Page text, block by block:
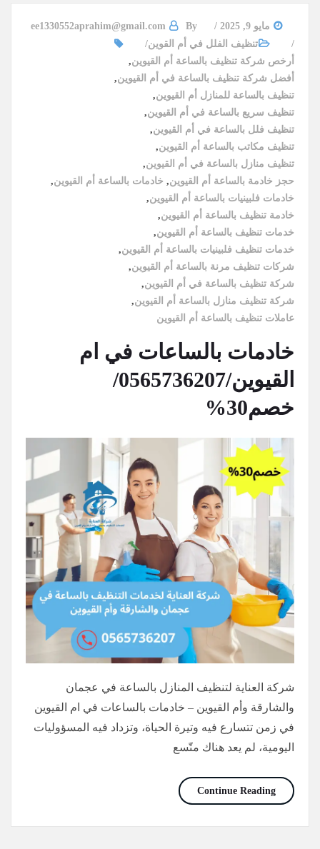
مايو 9, 2025 By
ee1330552aprahim@gmail.com
تنظيف الفلل في أم القوين
أرخص شركة تنظيف بالساعة أم القيوين,
أفضل شركة تنظيف بالساعة في أم القيوين,
تنظيف بالساعة للمنازل أم القيوين,
تنظيف سريع بالساعة في أم القيوين,
تنظيف فلل بالساعة في أم القيوين,
تنظيف مكاتب بالساعة أم القيوين,
تنظيف منازل بالساعة في أم القيوين,
حجز خادمة بالساعة أم القيوين, خادمات بالساعة أم القيوين,
خادمات فلبينيات بالساعة أم القيوين,
خادمة تنظيف بالساعة أم القيوين,
خدمات تنظيف بالساعة أم القيوين,
خدمات تنظيف فلبينيات بالساعة أم القيوين,
شركات تنظيف مرنة بالساعة أم القيوين,
شركة تنظيف بالساعة في أم القيوين,
شركة تنظيف منازل بالساعة أم القيوين,
عاملات تنظيف بالساعة أم القيوين
خادمات بالساعات في ام
القيوين/0565736207/
خصم30%
شركة العناية لتنظيف المنازل بالساعة في عجمان
والشارقة وأم القيوين – خادمات بالساعات في ام القيوين
في زمن تتسارع فيه وتيرة الحياة، وتزداد فيه المسؤوليات
اليومية، لم يعد هناك متّسع
Continue Readingخادمات بالساعات في ام القيوين/0565736207/خصم30%